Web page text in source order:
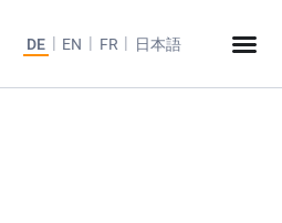
DE EN FR 日本語